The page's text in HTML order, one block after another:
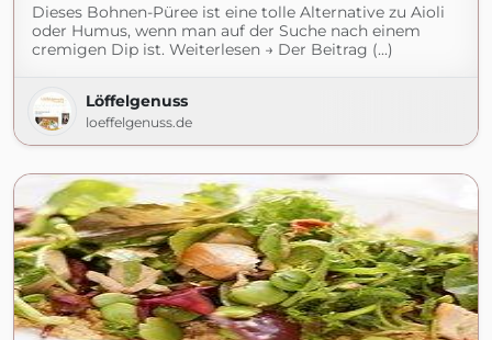
Dieses Bohnen-Püree ist eine tolle Alternative zu Aioli
oder Humus, wenn man auf der Suche nach einem
cremigen Dip ist. Weiterlesen → Der Beitrag (...)
Löffelgenuss
loeffelgenuss.de